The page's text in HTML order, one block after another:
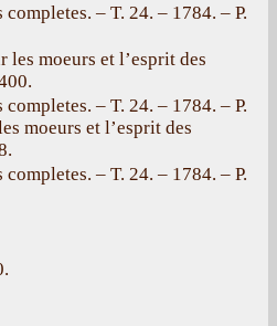
completes. – T. 24. – 1784. – Р.
les moeurs et l’esprit des
completes. – T. 24. – 1784. – Р.
moeurs et l’esprit des
completes. – T. 24. – 1784. – Р.